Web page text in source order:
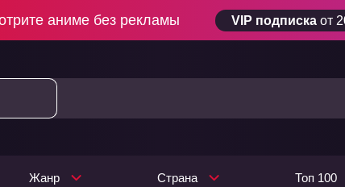
аниме без рекламы VIP подписка от
Жанр Страна Топ 100